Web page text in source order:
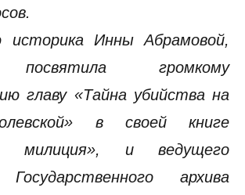
Инны Абрамовой,
посвятила громкому
главу «Тайна убийства на
в своей книге
милиция», и ведущего
архива